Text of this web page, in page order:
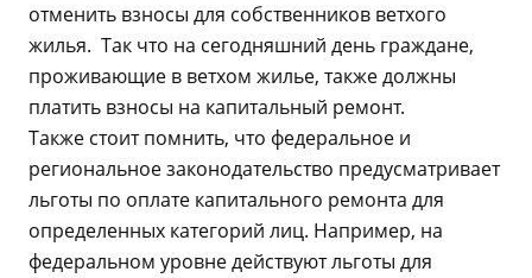
отменить взносы для собственников ветхого
жилья. Так что на сегодняшний день граждане,
проживающие в ветхом жилье, также должны
платить взносы на капитальный ремонт.
Также стоит помнить, что федеральное и
региональное законодательство предусматривает
льготы по оплате капитального ремонта для
определенных категорий лиц. Например, на
федеральном уровне действуют льготы для